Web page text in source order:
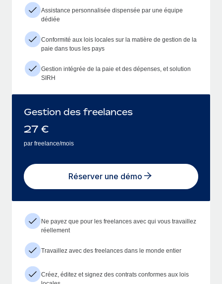
Assistance personnalisée dispensée par une équipe
dédiée
Conformité aux lois locales sur la matière de gestion de la
paie dans tous les pays
Gestion intégrée de la paie et des dépenses, et solution
SIRH
Gestion des freelances
27 €
par freelance/mois
Réserver une démo
Ne payez que pour les freelances avec qui vous travaillez
réellement
Travaillez avec des freelances dans le monde entier
Créez, éditez et signez des contrats conformes aux lois